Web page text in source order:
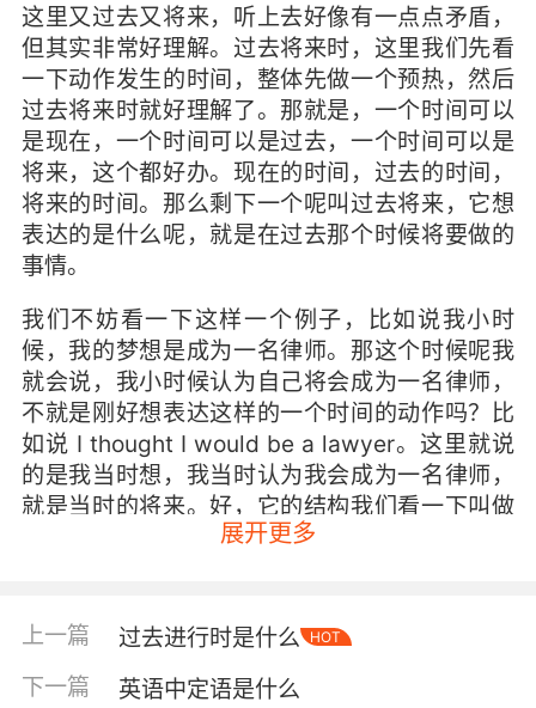
这里又过去又将来，听上去好像有一点点矛盾，
但其实非常好理解。过去将来时，这里我们先看
一下动作发生的时间，整体先做一个预热，然后
过去将来时就好理解了。那就是，一个时间可以
是现在，一个时间可以是过去，一个时间可以是
将来，这个都好办。现在的时间，过去的时间，
将来的时间。那么剩下一个呢叫过去将来，它想
表达的是什么呢，就是在过去那个时候将要做的
事情。
我们不妨看一下这样一个例子，比如说我小时
候，我的梦想是成为一名律师。那这个时候呢我
就会说，我小时候认为自己将会成为一名律师，
不就是刚好想表达这样的一个时间的动作吗？比
如说 I thought I would be a lawyer。这里就说
的是我当时想，我当时认为我会成为一名律师，
就是当时的将来。好，它的结构我们看一下叫做
would。通常会有连读，那就是would do，
就是would be。好，我们看一下例句。I thought
样我还可以说，比如说昨天我就说呢我将要去动
展开更多
上一篇 过去进行时是什么 HOT
下一篇 英语中定语是什么